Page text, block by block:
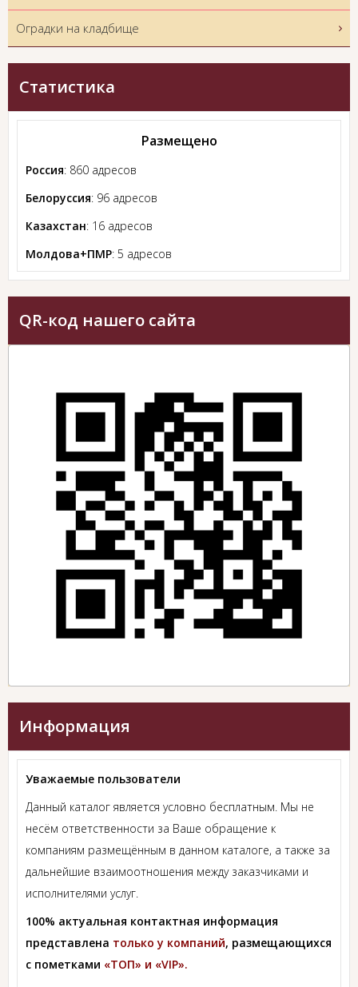
Оградки на кладбище
Статистика
Размещено
Россия: 860 адресов
Белоруссия: 96 адресов
Казахстан: 16 адресов
Молдова+ПМР: 5 адресов
QR-код нашего сайта
Информация
Уважаемые пользователи
Данный каталог является условно бесплатным. Мы не
несём ответственности за Ваше обращение к
компаниям размещённым в данном каталоге, а также за
дальнейшие взаимоотношения между заказчиками и
исполнителями услуг.
100% актуальная контактная информация
представлена только у компаний, размещающихся
с пометками «ТОП» и «VIP».